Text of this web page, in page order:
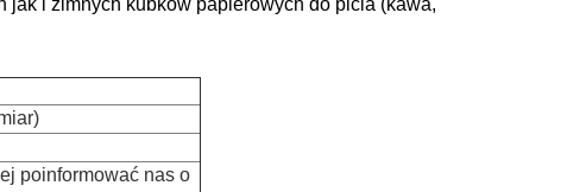
i zimnych kubków papierowych do picia (kawa,
poinformować nas o